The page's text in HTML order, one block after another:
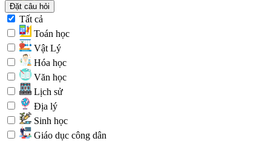
Đặt câu hỏi
Tất cả
Toán học
Vật Lý
Hóa học
Văn học
Lịch sử
Địa lý
Sinh học
Giáo dục công dân